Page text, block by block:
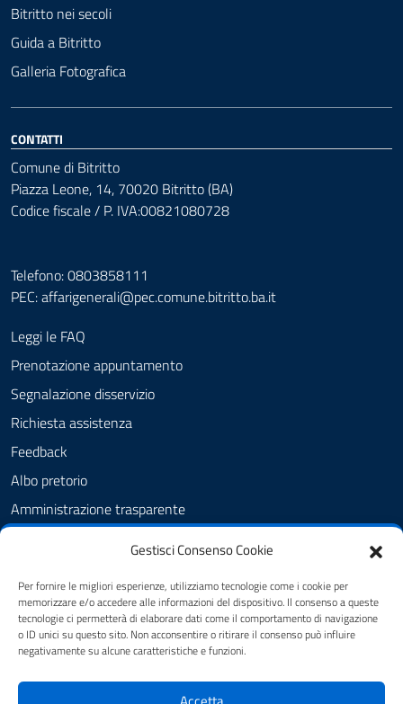
Gestisci Consenso Cookie
Per fornire le migliori esperienze, utilizziamo tecnologie come i cookie per
memorizzare e/o accedere alle informazioni del dispositivo. Il consenso a queste
tecnologie ci permetterà di elaborare dati come il comportamento di navigazione
o ID unici su questo sito. Non acconsentire o ritirare il consenso può influire
negativamente su alcune caratteristiche e funzioni.
Bitritto nei secoli
Guida a Bitritto
Galleria Fotografica
CONTATTI
Comune di Bitritto
Piazza Leone, 14, 70020 Bitritto (BA)
Codice fiscale / P. IVA:00821080728
Telefono: 0803858111
PEC:affarigenerali@pec.comune.bitritto.ba.it
Leggi le FAQ
Prenotazione appuntamento
Segnalazione disservizio
Richiesta assistenza
Feedback
Albo pretorio
Amministrazione trasparente
Dichiarazione di accessibilità
Note legali
SEGUICI SU